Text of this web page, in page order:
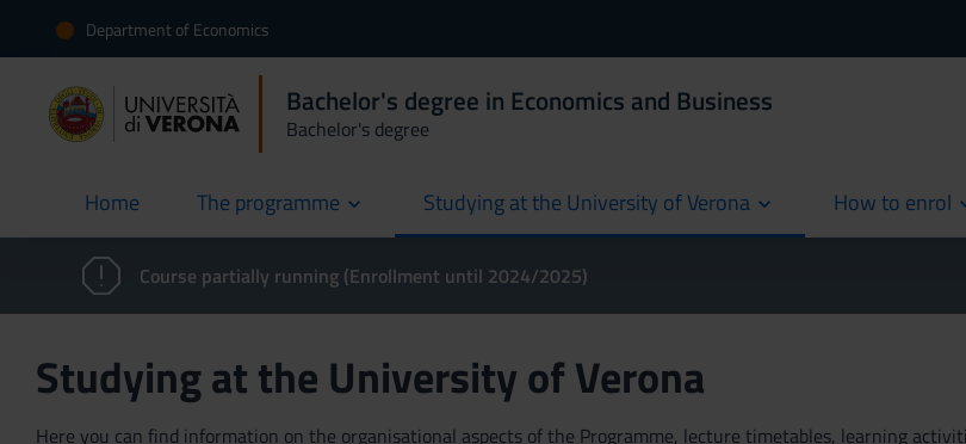
Department of Economics
Bachelor's degree in Economics and Business
Bachelor's degree
Home
current The programme Studying at the University of Verona How to enrol
Course partially running (Enrollment until 2024/2025)
Studying at the University of Verona
Here you can find information on the organisational aspects of the Programme, lecture timetables, learning